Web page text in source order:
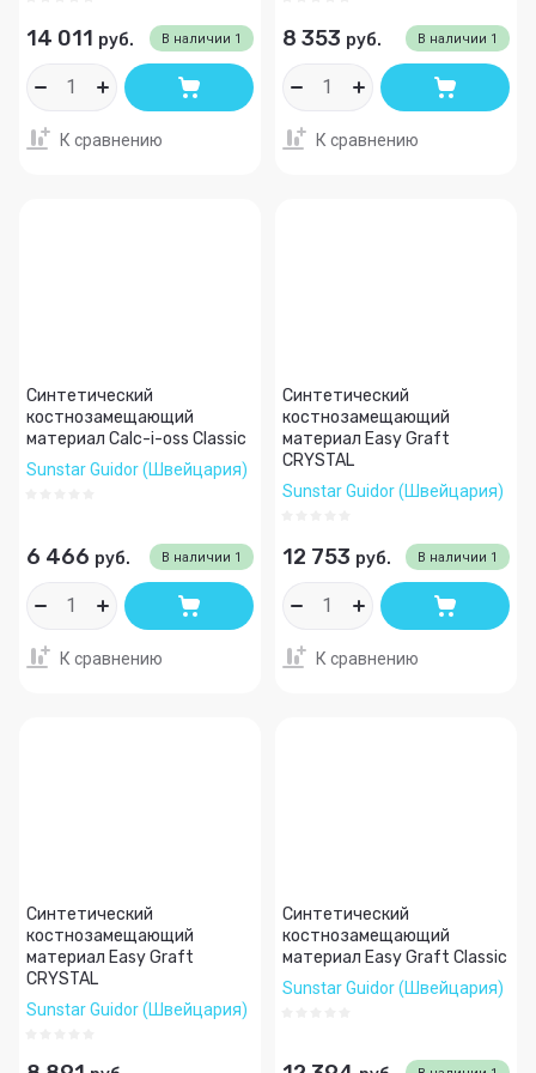
В наличии 1
14 011 руб.
К сравнению
В наличии 1
8 353 руб.
К сравнению
Синтетический
костнозамещающий
материал Calc-i-oss Classic
Sunstar Guidor (Швейцария)
В наличии 1
6 466 руб.
К сравнению
Синтетический
костнозамещающий
материал Easy Graft
CRYSTAL
Sunstar Guidor (Швейцария)
В наличии 1
12 753 руб.
К сравнению
Синтетический
костнозамещающий
материал Easy Graft
CRYSTAL
Sunstar Guidor (Швейцария)
Синтетический
костнозамещающий
материал Easy Graft Classic
Sunstar Guidor (Швейцария)